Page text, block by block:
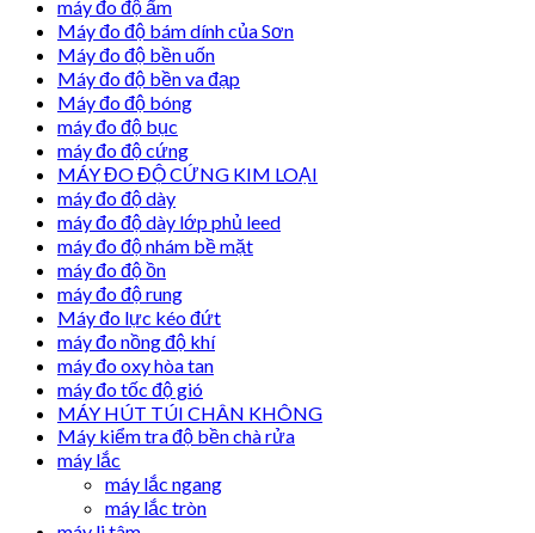
máy đo độ ẩm
Máy đo độ bám dính của Sơn
Máy đo độ bền uốn
Máy đo độ bền va đạp
Máy đo độ bóng
máy đo độ bục
máy đo độ cứng
MÁY ĐO ĐỘ CỨNG KIM LOẠI
máy đo độ dày
máy đo độ dày lớp phủ leed
máy đo độ nhám bề mặt
máy đo độ ồn
máy đo độ rung
Máy đo lực kéo đứt
máy đo nồng độ khí
máy đo oxy hòa tan
máy đo tốc độ gió
MÁY HÚT TÚI CHÂN KHÔNG
Máy kiểm tra độ bền chà rửa
máy lắc
máy lắc ngang
máy lắc tròn